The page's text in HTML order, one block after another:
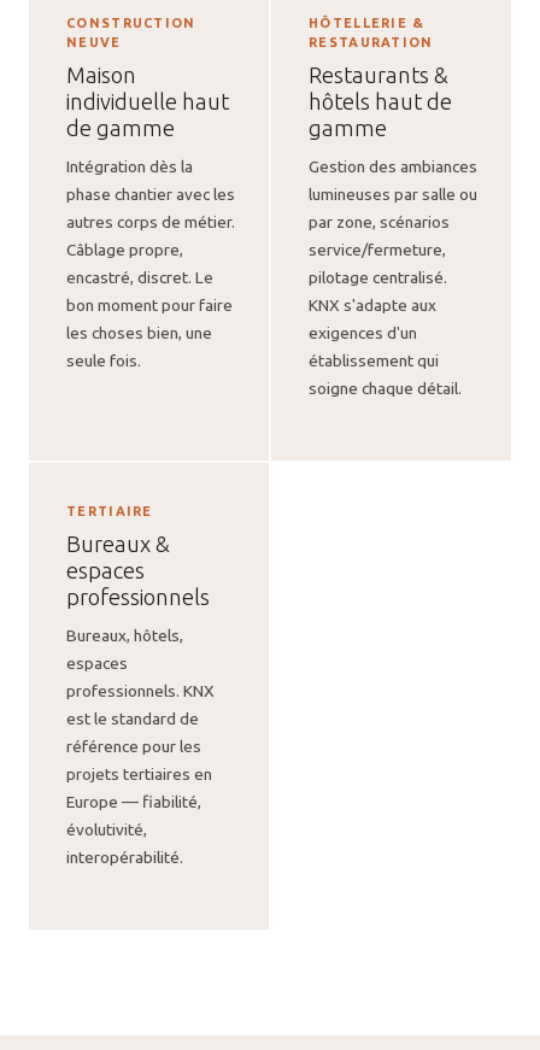
CONSTRUCTION
NEUVE
Maison
individuelle haut
de gamme
Intégration dès la
phase chantier avec les
autres corps de métier.
Câblage propre,
encastré, discret. Le
bon moment pour faire
les choses bien, une
seule fois.
HÔTELLERIE &
RESTAURATION
Restaurants &
hôtels haut de
gamme
Gestion des ambiances
lumineuses par salle ou
par zone, scénarios
service/fermeture,
pilotage centralisé.
KNX s'adapte aux
exigences d'un
établissement qui
soigne chaque détail.
TERTIAIRE
Bureaux &
espaces
professionnels
Bureaux, hôtels,
espaces
professionnels. KNX
est le standard de
référence pour les
projets tertiaires en
Europe — fiabilité,
évolutivité,
interopérabilité.